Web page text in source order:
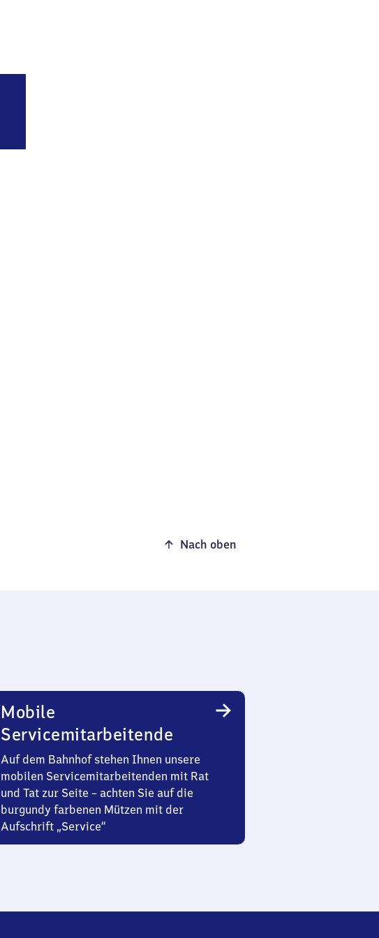
Nach oben
Mobile
Servicemitarbeitende
Auf dem Bahnhof stehen Ihnen unsere
mobilen Servicemitarbeitenden mit Rat
und Tat zur Seite – achten Sie auf die
burgundy farbenen Mützen mit der
Aufschrift „Service“